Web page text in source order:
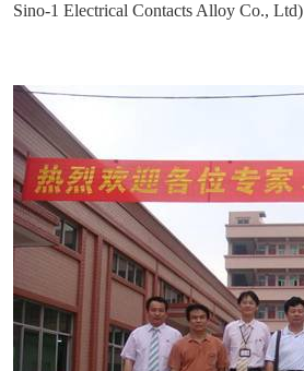
Sino-1 Electrical Contacts Alloy Co., Ltd)